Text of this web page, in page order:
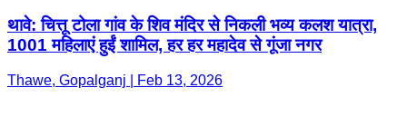
थावे: चित्तू टोला गांव के शिव मंदिर से निकली भव्य कलश यात्रा,
1001 महिलाएं हुईं शामिल, हर हर महादेव से गूंजा नगर
Thawe, Gopalganj | Feb 13, 2026